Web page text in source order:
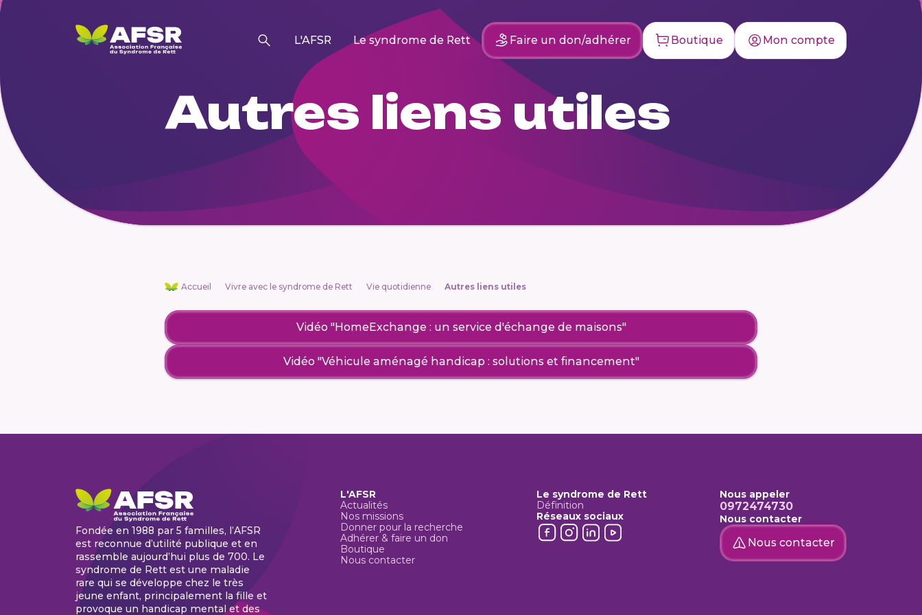
L'AFSR Le syndrome de Rett Faire un don/adhérer Boutique Mon compte
Autres liens utiles
Accueil Vivre avec le syndrome de Rett Vie quotidienne Autres liens utiles
Vidéo "HomeExchange : un service d'échange de maisons"
Vidéo "Véhicule aménagé handicap : solutions et financement"
Fondée en 1988 par 5 familles, l’AFSR
est reconnue d’utilité publique et en
rassemble aujourd’hui plus de 700. Le
syndrome de Rett est une maladie
rare qui se développe chez le très
jeune enfant, principalement la fille et
provoque un handicap mental et des
L'AFSR
Actualités
Nos missions
Donner pour la recherche
Adhérer & faire un don
Boutique
Nous contacter
Le syndrome de Rett
Définition
Réseaux sociaux
Nous appeler
0972474730
Nous contacter
Nous contacter